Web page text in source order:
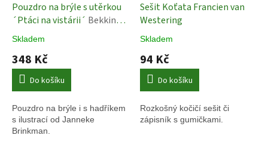
Pouzdro na brýle s utěrkou
´Ptáci na vistárii´ Bekking
& Blitz
Skladem
348 Kč
Do košíku
Pouzdro na brýle i s hadříkem
s ilustrací od Janneke
Brinkman.
Sešit Koťata Francien van
Westering
Skladem
94 Kč
Do košíku
Rozkošný kočičí sešit či
zápisník s gumičkami.